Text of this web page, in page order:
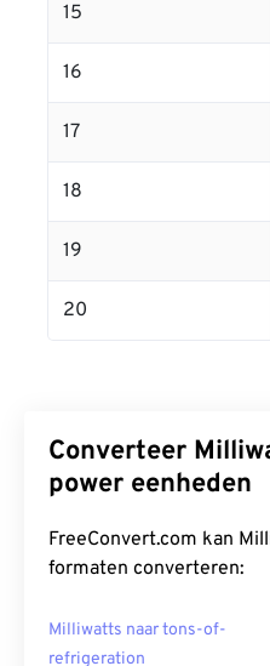
15
16
17
18
19
20
Converteer
power eenheden
FreeConvert.com kan
formaten converteren:
Milliwatts naar tons-of-
refrigeration